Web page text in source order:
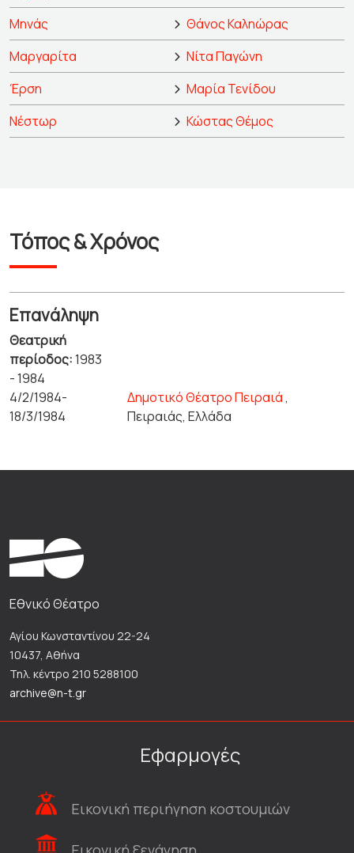
Μηνάς
Θάνος Καληώρας
Μαργαρίτα
Νίτα Παγώνη
Έρση
Μαρία Τενίδου
Νέστωρ
Κώστας Θέμος
Τόπος & Χρόνος
Επανάληψη
Θεατρική
περίοδος:1983
- 1984
4/2/1984-
18/3/1984
Δημοτικό Θέατρο Πειραιά,
Πειραιάς, Ελλάδα
Εθνικό Θέατρο
Αγίου Κωνσταντίνου 22-24
10437, Αθήνα
Τηλ. κέντρο 210 5288100
archive@n-t.gr
Εφαρμογές
Εικονική περιήγηση κοστουμιών